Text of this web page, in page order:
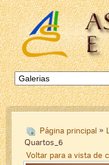
Página principal »
Quartos_6
Voltar para a vista de